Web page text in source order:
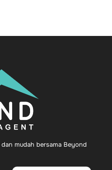
Back
Top
mudah bersama Beyond